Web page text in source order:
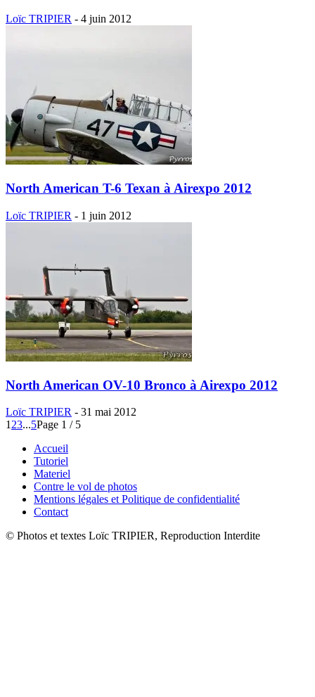
Loïc TRIPIER - 4 juin 2012
North American T-6 Texan à Airexpo 2012
Loïc TRIPIER - 1 juin 2012
North American OV-10 Bronco à Airexpo 2012
Loïc TRIPIER - 31 mai 2012
1 23...5Page 1 / 5
Accueil
Tutoriel
Materiel
Contre le vol de photos
Mentions légales et Politique de confidentialité
Contact
© Photos et textes Loïc TRIPIER, Reproduction Interdite